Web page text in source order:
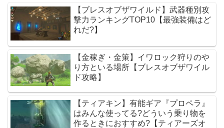
【ブレスオブザワイルド】武器種別攻
撃力ランキングTOP10【最強装備はど
れだ?】
【金稼ぎ・金策】イワロック狩りのや
り方といる場所【ブレスオブザワイル
ド攻略】
【ティアキン】有能ギア『プロペラ』
はみんな使ってる?どういう乗り物を
作るときにおすすめ?【ティアーズオ